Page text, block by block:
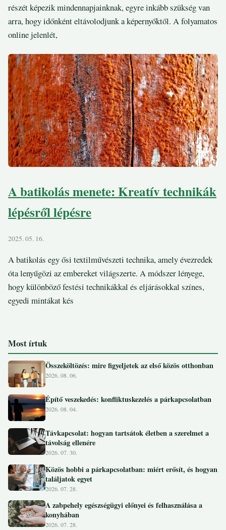
részét képezik mindennapjainknak, egyre inkább szükség van
arra, hogy időnként eltávolodjunk a képernyőktől. A folyamatos
online jelenlét,
A batikolás menete: Kreatív technikák
lépésről lépésre
2025. 05. 16.
A batikolás egy ősi textilművészeti technika, amely évezredek
óta lenyűgözi az embereket világszerte. A módszer lényege,
hogy különböző festési technikákkal és eljárásokkal színes,
egyedi mintákat kés
Most írtuk
Összeköltözés: mire figyeljetek az első közös otthonban
2026. 08. 06.
Építő veszekedés: konfliktuskezelés a párkapcsolatban
2026. 08. 04.
Távkapcsolat: hogyan tartsátok életben a szerelmet a
távolság ellenére
2026. 07. 30.
Közös hobbi a párkapcsolatban: miért erősít, és hogyan
találjatok egyet
2026. 07. 28.
A zabpehely egészségügyi előnyei és felhasználása a
konyhában
2026. 07. 28.